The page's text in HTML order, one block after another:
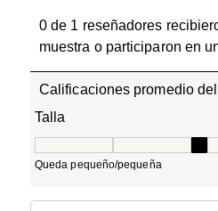
0 de 1 reseñadores
muestra o participaron en
Calificaciones promedio
Talla
Queda pequeño/pequeña